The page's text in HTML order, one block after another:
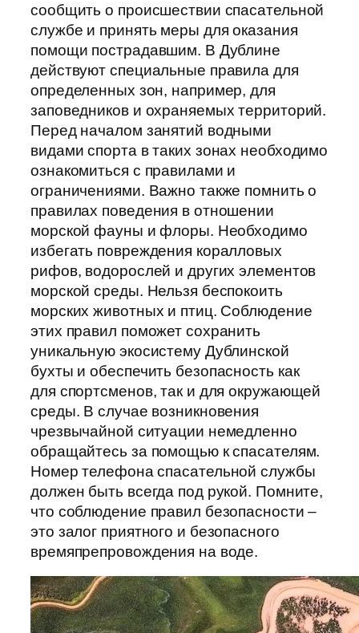
сообщить о происшествии спасательной
службе и принять меры для оказания
помощи пострадавшим. В Дублине
действуют специальные правила для
определенных зон, например, для
заповедников и охраняемых территорий.
Перед началом занятий водными
видами спорта в таких зонах необходимо
ознакомиться с правилами и
ограничениями. Важно также помнить о
правилах поведения в отношении
морской фауны и флоры. Необходимо
избегать повреждения коралловых
рифов, водорослей и других элементов
морской среды. Нельзя беспокоить
морских животных и птиц. Соблюдение
этих правил поможет сохранить
уникальную экосистему Дублинской
бухты и обеспечить безопасность как
для спортсменов, так и для окружающей
среды. В случае возникновения
чрезвычайной ситуации немедленно
обращайтесь за помощью к спасателям.
Номер телефона спасательной службы
должен быть всегда под рукой. Помните,
что соблюдение правил безопасности –
это залог приятного и безопасного
времяпрепровождения на воде.